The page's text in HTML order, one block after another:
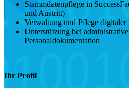
Stammdatenpflege in
und Austritt)
Verwaltung und Pflege digitaler
Unterstützung bei
Personaldokumentation
Ihr Profil